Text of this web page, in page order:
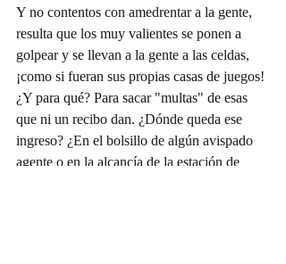
Y no contentos con amedrentar a la gente,
resulta que los muy valientes se ponen a
golpear y se llevan a la gente a las celdas,
¡como si fueran sus propias casas de juegos!
¿Y para qué? Para sacar "multas" de esas
que ni un recibo dan. ¿Dónde queda ese
ingreso? ¿En el bolsillo de algún avispado
agente o en la alcancía de la estación de